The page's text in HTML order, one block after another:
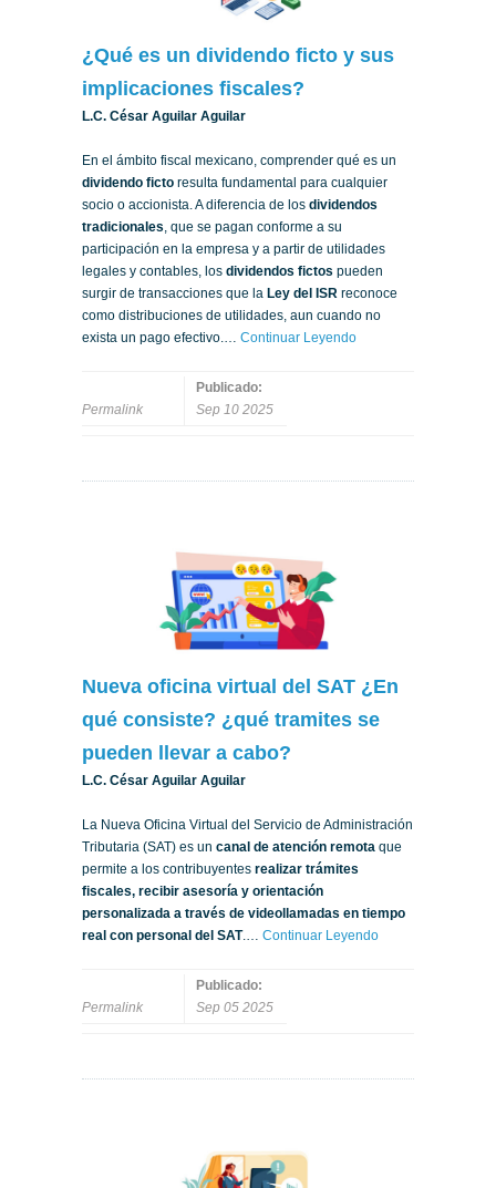
¿Qué es un dividendo ficto y sus
implicaciones fiscales?
L.C. César Aguilar Aguilar
En el ámbito fiscal mexicano, comprender qué es un
dividendo ficto resulta fundamental para cualquier
socio o accionista. A diferencia de los dividendos
tradicionales , que se pagan conforme a su
participación en la empresa y a partir de utilidades
legales y contables, los dividendos fictos pueden
surgir de transacciones que la Ley del ISR reconoce
como distribuciones de utilidades, aun cuando no
exista un pago efectivo.… Continuar Leyendo
Permalink
Publicado:
Sep 10 2025
Nueva oficina virtual del SAT ¿En
qué consiste? ¿qué tramites se
pueden llevar a cabo?
L.C. César Aguilar Aguilar
La Nueva Oficina Virtual del Servicio de Administración
Tributaria (SAT) es un canal de atención remota que
permite a los contribuyentes realizar trámites
fiscales, recibir asesoría y orientación
personalizada a través de videollamadas en tiempo
real con personal del SAT.… Continuar Leyendo
Permalink
Publicado:
Sep 05 2025